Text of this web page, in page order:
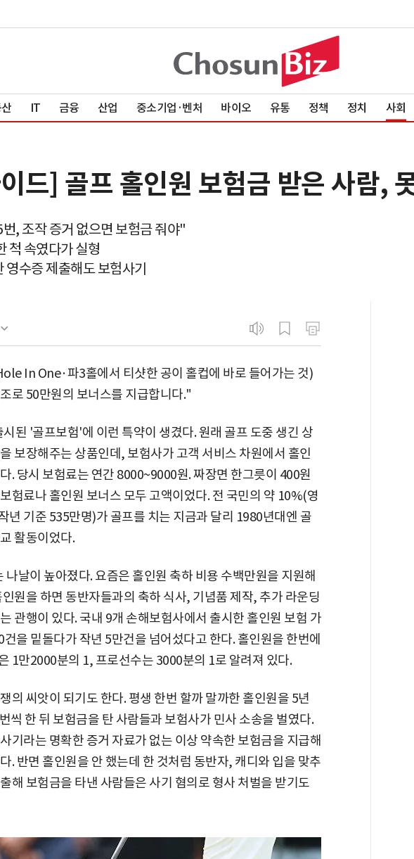
IT 금융 산업 중소기업·벤처 바이오 유통 정책 정치 사회
드] 골프 홀인원 보험금 받은 사람,
, 조작 증거 없으면 보험금 줘야"
척 속였다가 실형
영수증 제출해도 보험사기
In One·파3홀에서 티샷한 공이 홀컵에 바로 들어가는 것)
로 50만원의 보너스를 지급합니다."
된 '골프보험'에 이런 특약이 생겼다. 원래 골프 도중 생긴 상
보장해주는 상품인데, 보험사가 고객 서비스 차원에서 홀인
. 당시 보험료는 연간 8000~9000원. 짜장면 한그릇이 400원
험료나 홀인원 보너스 모두 고액이었다. 전 국민의 약 10%(영
년 기준 535만명)가 골프를 치는 지금과 달리 1980년대엔 골
활동이었다.
날이 높아졌다. 요즘은 홀인원 축하 비용 수백만원을 지원해
원을 하면 동반자들과의 축하 식사, 기념품 제작, 추가 라운딩
관행이 있다. 국내 9개 손해보험사에서 출시한 홀인원 보험 가
을 밑돌다가 작년 5만건을 넘어섰다고 한다. 홀인원을 한번에
1만2000분의 1, 프로선수는 3000분의 1로 알려져 있다.
의 씨앗이 되기도 한다. 평생 한번 할까 말까한 홀인원을 5년
씩 한 뒤 보험금을 탄 사람들과 보험사가 민사 소송을 벌였다.
기라는 명확한 증거 자료가 없는 이상 약속한 보험금을 지급해
. 반면 홀인원을 안 했는데 한 것처럼 동반자, 캐디와 입을 맞추
해 보험금을 타낸 사람들은 사기 혐의로 형사 처벌을 받기도